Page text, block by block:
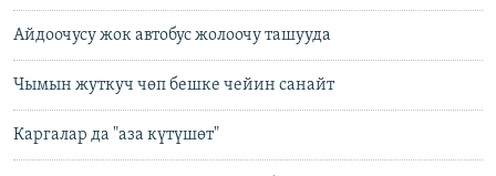
Айдоочусу жок автобус жолоочу ташууда
Чымын жуткуч чөп бешке чейин санайт
Каргалар да "аза күтүшөт"